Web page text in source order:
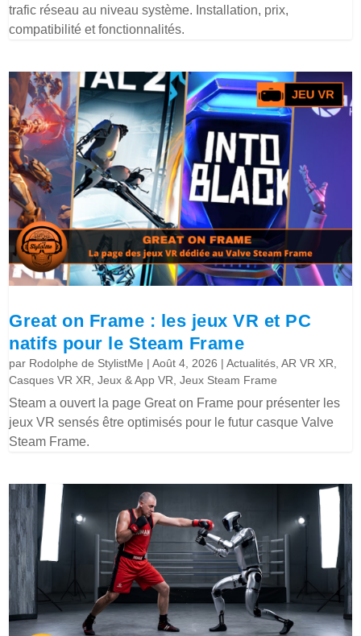
trafic réseau au niveau système. Installation, prix,
compatibilité et fonctionnalités.
Great on Frame : les jeux VR et PC
natifs pour le Steam Frame
par Rodolphe de StylistMe |Août 4, 2026 |Actualités,AR VR XR,
Casques VR XR,Jeux & App VR,Jeux Steam Frame
Steam a ouvert la page Great on Frame pour présenter les
jeux VR sensés être optimisés pour le futur casque Valve
Steam Frame.